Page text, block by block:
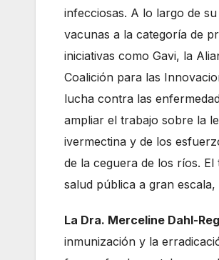
infecciosas. A lo largo de
vacunas a la categoría de
iniciativas como Gavi, la
Coalición para las
lucha contra las
ampliar el trabajo sobre la
ivermectina y de los
de la ceguera de los ríos.
salud pública a gran
La Dra. Merceline Dahl-
inmunización y la